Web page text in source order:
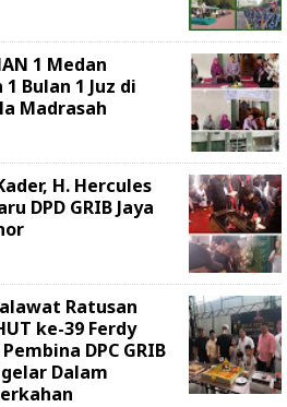
1 Medan
Bulan 1 Juz di
Madrasah
H. Hercules
DPD GRIB Jaya
Ratusan
ke-39 Ferdy
DPC GRIB
Dalam